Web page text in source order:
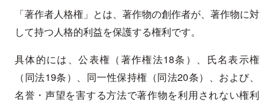
「著作者人格権」とは、著作物の創作者が、著作物に対
して持つ人格的利益を保護する権利です。
具体的には、公表権（著作権法18条）、氏名表示権
（同法19条）、同一性保持権（同法20条）、および、
名誉・声望を害する方法で著作物を利用されない権利